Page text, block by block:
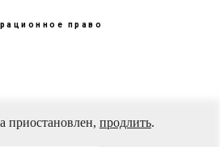
право
приостановлен, продлить.